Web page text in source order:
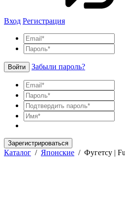
Вход Регистрация
Войти Забыли пароль?
Зарегистрироваться
Каталог / Японские / Фугетсу |